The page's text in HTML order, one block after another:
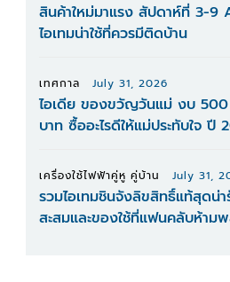
สินค้าใหม่มาแรง สัปดาห์ที่ 3-9
ไอเทมน่าใช้ที่ควรมีติดบ้าน
เทศกาล July 31, 2026
ไอเดีย ของขวัญวันแม่ งบ
บาท ซื้ออะไรดีให้แม่ประทับใจ ปี
เครื่องใช้ไฟฟ้าคู่หู คู่บ้าน July 31,
รวมไอเทมชินจังลิขสิทธิ์แท้สุดน่
สะสมและของใช้ที่แฟนคลับห้าม